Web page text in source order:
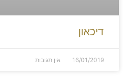
דיכאון
16/01/2019 אין תגובות